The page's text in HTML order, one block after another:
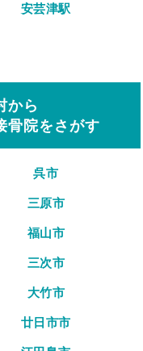
安芸津駅
から
骨院をさがす
呉市
三原市
福山市
三次市
大竹市
廿日市市